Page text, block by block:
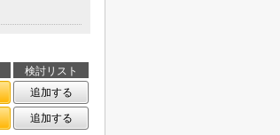
検討リスト
追加する
追加する